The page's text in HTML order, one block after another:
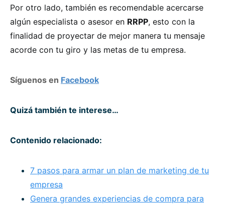
Por otro lado, también es recomendable acercarse
algún especialista o asesor en RRPP, esto con la
finalidad de proyectar de mejor manera tu mensaje
acorde con tu giro y las metas de tu empresa.
Síguenos en Facebook
Quizá también te interese…
Contenido relacionado:
7 pasos para armar un plan de marketing de tu
empresa
Genera grandes experiencias de compra para